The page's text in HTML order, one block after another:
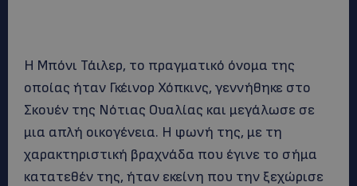
Η Μπόνι Τάιλερ, το πραγματικό όνομα της
οποίας ήταν Γκέινορ Χόπκινς, γεννήθηκε στο
Σκουέν της Νότιας Ουαλίας και μεγάλωσε σε
μια απλή οικογένεια. Η φωνή της, με τη
χαρακτηριστική βραχνάδα που έγινε το σήμα
κατατεθέν της, ήταν εκείνη που την ξεχώρισε